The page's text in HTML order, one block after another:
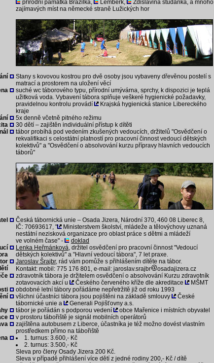
přírodní památka Brazilka,
Lemberk,
Zdislavina studánka, a mnoho
zajímavých míst na německé straně Lužických hor
Stany s kovovou kostrou pro dvě osoby jsou vybaveny dřevěnou postelí s
matrací a prostorem na uložení věcí
suché wc táborového typu, přírodní umývárna, sprchy, k dispozici je teplá
užitková voda. Vybavení tábora splňuje veškeré hygienické požadavky,
pravidelnou kontrolu provádí
Krajská hygienická stanice Libereckého
kraje
5x denně včetně pitného režimu
30 dětí – zajištěn individuální přístup k dítěti
tábor probíhá pod vedením zkušených vedoucích, držitelů "Osvědčení o
rekvalifikaci s celostátní platností pro pracovní činnost vedoucí dětských
kolektivů" a "Osvědčení o absolvování kurzu přípravy hlavních vedoucích
táborů"
Česká tábornická unie – Osada Jizera, Národní 370, 460 08 Liberec 8,
IČ: 70693617, "
Ministerstvem školství, mládeže a tělovýchovy uznaná
nestátní nezisková organizace pro oblast práce s dětmi a mládeží
ve volném čase" -
doklad
Lenka Heřmánková, držitel osvědčení pro pracovní činnost "Vedoucí
dětských kolektivů" a "Hlavní vedoucí tábora", 7 let praxe.
Jaroslav Šrajbr, rád vám pomůže s přihlášením dítěte na tábor.
Kontakt: mobil: 775 176 801, e-mail: jaroslav.srajbr
osadajizera.cz
zdravotník tábora je držitelem osvědčení o absolvování Kurzu zdravotník
zotavovacích akcí u
Českého červeného kříže dle akreditace
MŠMT
obdobné letní tábory pořádáme nepřetržitě již od roku 1993
všichni účastníci tábora jsou pojištěni na základě smlouvy
České
tábornické unie a
Generali Pojišťovny a.s.
tábor je pořádán s podporou vedení
obce Mařenice i místních obyvatel
v prostoru tábořiště je signál mobilních operátorů
zajištěna autobusem z Liberce, účastníka je též možno dovést vlastním
prostředkem přímo na tábořiště
1. turnus: 3.600,- Kč
2. turnus: 3.500,- Kč
Sleva pro členy Osady Jizera 200 Kč.
Sleva v případě přihlášení více dětí z jedné rodiny 200,- Kč / dítě